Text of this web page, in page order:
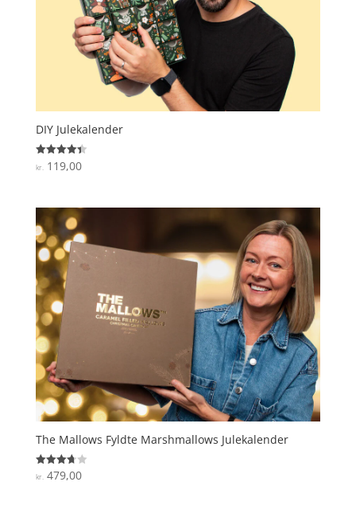
DIY Julekalender
Vurderet
4.4
kr. 119,00
The Mallows Fyldte Marshmallows Julekalender
Vurderet
3.7
kr.479,00